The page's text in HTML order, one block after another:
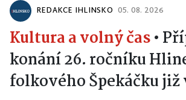
REDAKCE IHLINSKO 05. 08. 2026
Kultura a volný čas•
konání 26. ročníku
folkového Špekáčku